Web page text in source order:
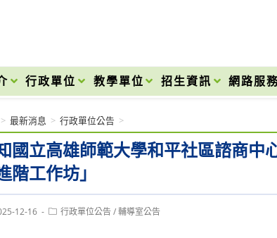
行政單位 教學單位 招生資訊 網路服
國立高雄師範大學和平社區諮商中
階工作坊」
> 最新消息 > 行政單位公告 >
12-16
Post行政單位公告 / 輔導室公告